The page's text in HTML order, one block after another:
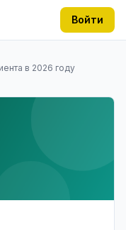
Войти
в 2026 году